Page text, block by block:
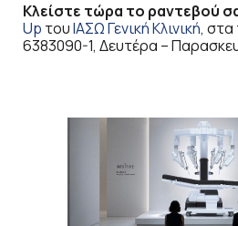
Κλείστε τώρα το ραντεβού
Up τουΙΑΣΩ Γενική Κλινική, στα
6383090-1, Δευτέρα –